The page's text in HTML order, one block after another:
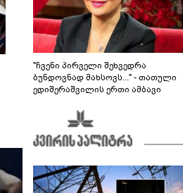
"ჩვენი პირველი შეხვედრა
ბუნდოვნად მახსოვს..." - თათული
ედიშერაშვილის ერთი ამბავი